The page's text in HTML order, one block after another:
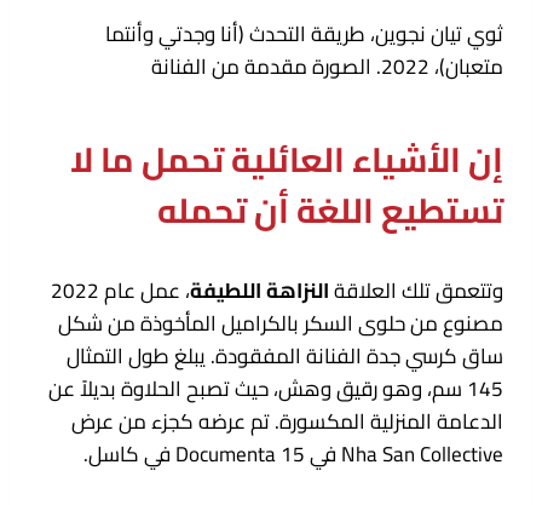
ثوي تيان نجوين، طريقة التحدث (أنا وجدتي وأنتما
متعبان)، 2022. الصورة مقدمة من الفنانة
إن الأشياء العائلية تحمل ما لا
تستطيع اللغة أن تحمله
وتتعمق تلك العلاقةالنزاهة اللطيفة
، عمل عام 2022
مصنوع من حلوى السكر بالكراميل المأخوذة من شكل
ساق كرسي جدة الفنانة المفقودة. يبلغ طول التمثال
145 سم، وهو رقيق وهش، حيث تصبح الحلاوة بديلاً عن
الدعامة المنزلية المكسورة. تم عرضه كجزء من عرض
Nha San Collective في Documenta 15 في كاسل.